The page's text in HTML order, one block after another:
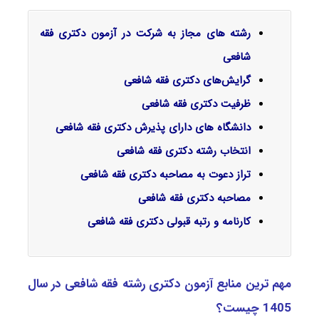
رشته های مجاز به شرکت در آزمون دکتری فقه
شافعی
گرایش‌های دکتری فقه شافعی
ظرفیت دکتری فقه شافعی
دانشگاه های دارای پذیرش دکتری فقه شافعی
انتخاب رشته دکتری فقه شافعی
تراز دعوت به مصاحبه دکتری فقه شافعی
مصاحبه دکتری فقه شافعی
کارنامه و رتبه قبولی دکتری فقه شافعی
مهم ترین منابع آزمون دکتری رشته فقه شافعی در سال
1405 چیست؟